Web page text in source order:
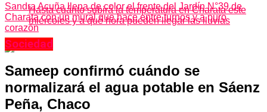
Sandra Acuña llena de color el frente del Jardín N°39 de
Charata con un mural que hace entre turnos y a puro
corazón
Hasta cuánto subirá la temperatura en Charata este
miércoles y a qué hora pueden llegar las lluvias
Sociedad
Sameep confirmó cuándo se
normalizará el agua potable en Sáenz
Peña, Chaco